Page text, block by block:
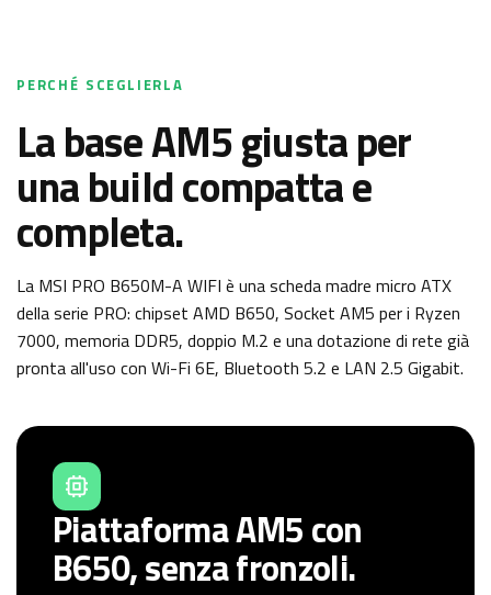
PERCHÉ SCEGLIERLA
La base AM5 giusta per
una build compatta e
completa.
La MSI PRO B650M-A WIFI è una scheda madre micro ATX
della serie PRO: chipset AMD B650, Socket AM5 per i Ryzen
7000, memoria DDR5, doppio M.2 e una dotazione di rete già
pronta all'uso con Wi-Fi 6E, Bluetooth 5.2 e LAN 2.5 Gigabit.
Piattaforma AM5 con
B650, senza fronzoli.